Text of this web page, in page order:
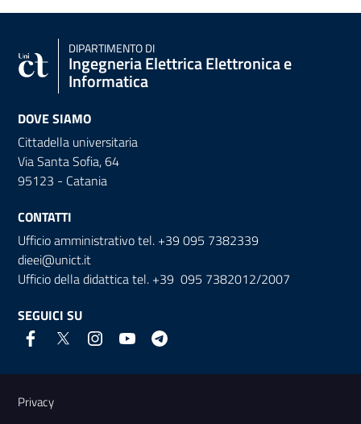
DIPARTIMENTO DI
Ingegneria Elettrica Elettronica e
Informatica
DOVE SIAMO
Cittadella universitaria
Via Santa Sofia, 64
95123 - Catania
CONTATTI
Ufficio amministrativo tel. +39 095 7382339
dieei@unict.it
Ufficio della didattica tel. +39 095 7382012/2007
SEGUICI SU
Link e informazioni utili
Privacy